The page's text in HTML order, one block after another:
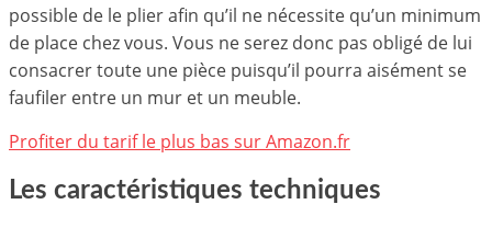
possible de le plier afin qu’il ne nécessite qu’un minimum
de place chez vous. Vous ne serez donc pas obligé de lui
consacrer toute une pièce puisqu’il pourra aisément se
faufiler entre un mur et un meuble.
Profiter du tarif le plus bas sur Amazon.fr
Les caractéristiques techniques